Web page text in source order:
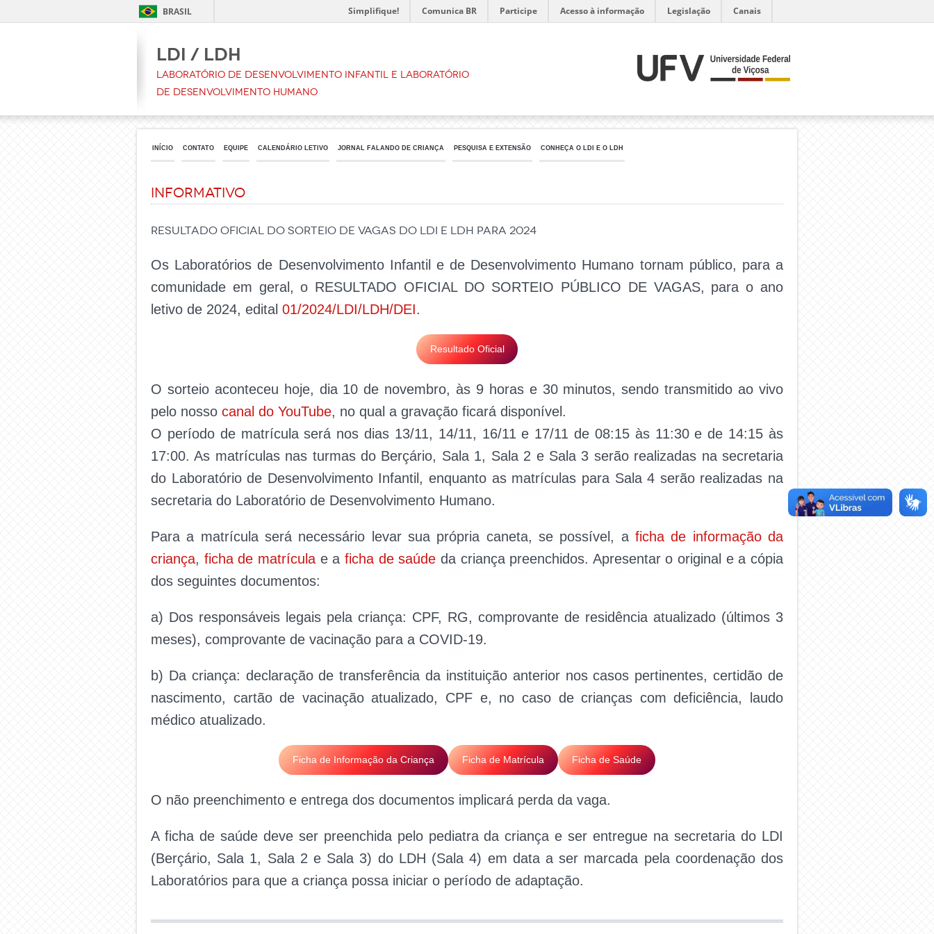
BRASIL Simplifique! Comunica BR Participe Acesso à informação Legislação Canais
LDI / LDH
Laboratório de Desenvolvimento Infantil e Laboratório
de Desenvolvimento Humano
INÍCIO CONTATO EQUIPE CALENDÁRIO LETIVO JORNAL FALANDO DE CRIANÇA PESQUISA E EXTENSÃO CONHEÇA O LDI E O LDH
Informativo
RESULTADO OFICIAL DO SORTEIO DE VAGAS DO LDI E LDH PARA 2024
Os Laboratórios de Desenvolvimento Infantil e de Desenvolvimento Humano tornam público, para a
comunidade em geral, o RESULTADO OFICIAL DO SORTEIO PÚBLICO DE VAGAS, para o ano
letivo de 2024, edital 01/2024/LDI/LDH/DEI.
Resultado Oficial
O sorteio aconteceu hoje, dia 10 de novembro, às 9 horas e 30 minutos, sendo transmitido ao vivo
pelo nosso canal do YouTube, no qual a gravação ficará disponível.
O período de matrícula será nos dias 13/11, 14/11, 16/11 e 17/11 de 08:15 às 11:30 e de 14:15 às
17:00. As matrículas nas turmas do Berçário, Sala 1, Sala 2 e Sala 3 serão realizadas na secretaria
do Laboratório de Desenvolvimento Infantil, enquanto as matrículas para Sala 4 serão realizadas na
secretaria do Laboratório de Desenvolvimento Humano.
Para a matrícula será necessário levar sua própria caneta, se possível, a ficha de informação da
criança, ficha de matrículae a ficha de saúde da criança preenchidos. Apresentar o original e a cópia
dos seguintes documentos:
a) Dos responsáveis legais pela criança: CPF, RG, comprovante de residência atualizado (últimos 3
meses), comprovante de vacinação para a COVID-19.
b) Da criança: declaração de transferência da instituição anterior nos casos pertinentes, certidão de
nascimento, cartão de vacinação atualizado, CPF e, no caso de crianças com deficiência, laudo
médico atualizado.
Ficha de Informação da Criança Ficha de Matrícula Ficha de Saúde
O não preenchimento e entrega dos documentos implicará perda da vaga.
A ficha de saúde deve ser preenchida pelo pediatra da criança e ser entregue na secretaria do LDI
(Berçário, Sala 1, Sala 2 e Sala 3) do LDH (Sala 4) em data a ser marcada pela coordenação dos
Laboratórios para que a criança possa iniciar o período de adaptação.